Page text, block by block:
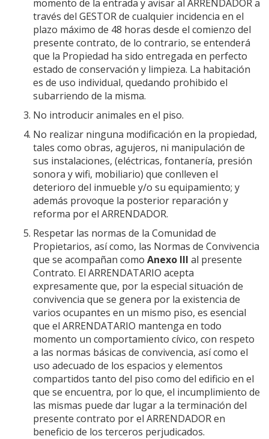
momento de la entrada y avisar al ARRENDADOR a
través del GESTOR de cualquier incidencia en el
plazo máximo de 48 horas desde el comienzo del
presente contrato, de lo contrario, se entenderá
que la Propiedad ha sido entregada en perfecto
estado de conservación y limpieza. La habitación
es de uso individual, quedando prohibido el
subarriendo de la misma.
No introducir animales en el piso.
No realizar ninguna modificación en la propiedad,
tales como obras, agujeros, ni manipulación de
sus instalaciones, (eléctricas, fontanería, presión
sonora y wifi, mobiliario) que conlleven el
deterioro del inmueble y/o su equipamiento; y
además provoque la posterior reparación y
reforma por el ARRENDADOR.
Respetar las normas de la Comunidad de
Propietarios, así como, las Normas de Convivencia
que se acompañan como Anexo III al presente
Contrato. El ARRENDATARIO acepta
expresamente que, por la especial situación de
convivencia que se genera por la existencia de
varios ocupantes en un mismo piso, es esencial
que el ARRENDATARIO mantenga en todo
momento un comportamiento cívico, con respeto
a las normas básicas de convivencia, así como el
uso adecuado de los espacios y elementos
compartidos tanto del piso como del edificio en el
que se encuentra, por lo que, el incumplimiento de
las mismas puede dar lugar a la terminación del
presente contrato por el ARRENDADOR en
beneficio de los terceros perjudicados.